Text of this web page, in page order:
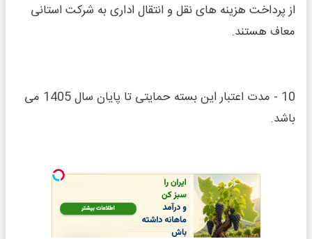
از پرداخت هزینه های نقل و انتقال اداری به شرکت استانی
معاف هستند.
10 - مدت اعتبار این بسته حمایتی تا پایان سال 1405 می
باشد.